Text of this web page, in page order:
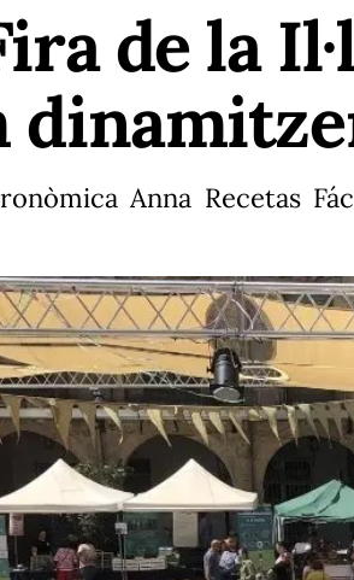
de la
Anna Recetas